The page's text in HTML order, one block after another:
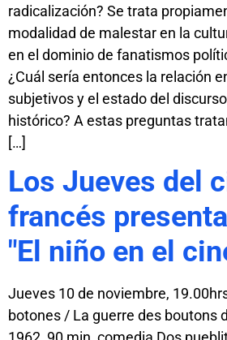
radicalización? Se trata
modalidad de malestar en la
en el dominio de fanatismos
¿Cuál sería entonces la relación
subjetivos y el estado del
histórico? A estas preguntas
[…]
Los Jueves del
francés
"El niño en el
Jueves 10 de noviembre,
botones / La guerre des boutons